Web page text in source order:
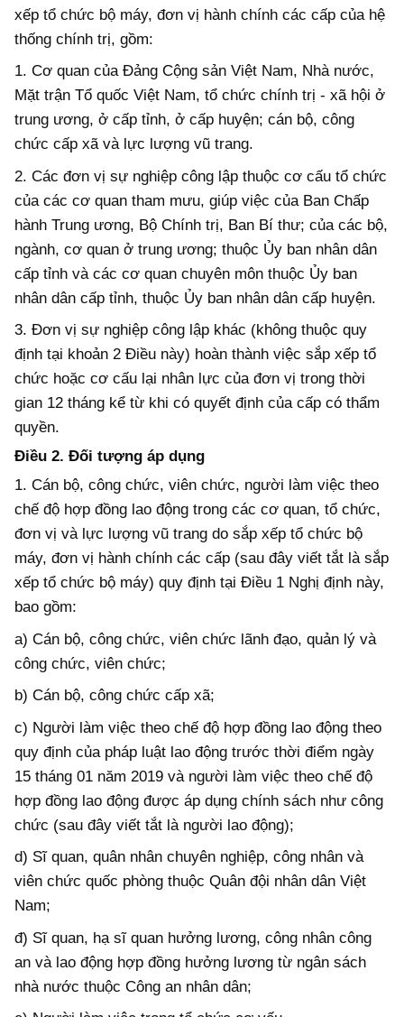
xếp tổ chức bộ máy, đơn vị hành chính các cấp của hệ
thống chính trị, gồm:
1. Cơ quan của Đảng Cộng sản Việt Nam, Nhà nước,
Mặt trận Tổ quốc Việt Nam, tổ chức chính trị - xã hội ở
trung ương, ở cấp tỉnh, ở cấp huyện; cán bộ, công
chức cấp xã và lực lượng vũ trang.
2. Các đơn vị sự nghiệp công lập thuộc cơ cấu tổ chức
của các cơ quan tham mưu, giúp việc của Ban Chấp
hành Trung ương, Bộ Chính trị, Ban Bí thư; của các bộ,
ngành, cơ quan ở trung ương; thuộc Ủy ban nhân dân
cấp tỉnh và các cơ quan chuyên môn thuộc Ủy ban
nhân dân cấp tỉnh, thuộc Ủy ban nhân dân cấp huyện.
3. Đơn vị sự nghiệp công lập khác (không thuộc quy
định tại khoản 2 Điều này) hoàn thành việc sắp xếp tổ
chức hoặc cơ cấu lại nhân lực của đơn vị trong thời
gian 12 tháng kể từ khi có quyết định của cấp có thẩm
quyền.
Điều 2. Đối tượng áp dụng
1. Cán bộ, công chức, viên chức, người làm việc theo
chế độ hợp đồng lao động trong các cơ quan, tổ chức,
đơn vị và lực lượng vũ trang do sắp xếp tổ chức bộ
máy, đơn vị hành chính các cấp (sau đây viết tắt là sắp
xếp tổ chức bộ máy) quy định tại Điều 1 Nghị định này,
bao gồm:
a) Cán bộ, công chức, viên chức lãnh đạo, quản lý và
công chức, viên chức;
b) Cán bộ, công chức cấp xã;
c) Người làm việc theo chế độ hợp đồng lao động theo
quy định của pháp luật lao động trước thời điểm ngày
15 tháng 01 năm 2019 và người làm việc theo chế độ
hợp đồng lao động được áp dụng chính sách như công
chức (sau đây viết tắt là người lao động);
d) Sĩ quan, quân nhân chuyên nghiệp, công nhân và
viên chức quốc phòng thuộc Quân đội nhân dân Việt
Nam;
đ) Sĩ quan, hạ sĩ quan hưởng lương, công nhân công
an và lao động hợp đồng hưởng lương từ ngân sách
nhà nước thuộc Công an nhân dân;